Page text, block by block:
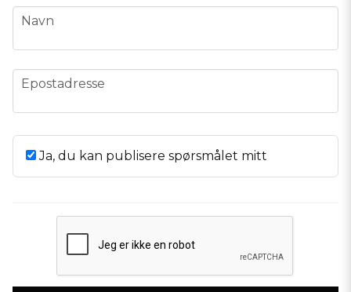
name
Navn
email
Epostadresse
Ja, du kan publisere spørsmålet mitt